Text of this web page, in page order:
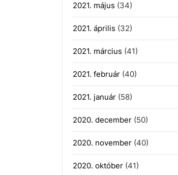
2021. május (34)
2021. április (32)
2021. március (41)
2021. február(40)
2021. január(58)
2020. december(50)
2020. november(40)
2020. október(41)